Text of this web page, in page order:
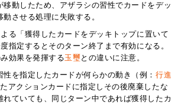
移動したため、アザラシの習性でカードをデッ
動させる処理に失敗する。
る「獲得したカードをデッキトップに置いて
指定するとそのターン終了まで有効になる。
効果を発揮する玉璽 との違いに注意。
性を指定したカードが何らかの動き（例：行進
アクションカードに指定しその後廃棄したな
れていても、同じターン中であれば獲得したカ